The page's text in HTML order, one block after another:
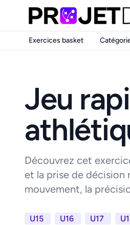
Exercices basket
Jeu
Découvrez cet
et la prise de décision
mouvement, la
U15 U16 U17